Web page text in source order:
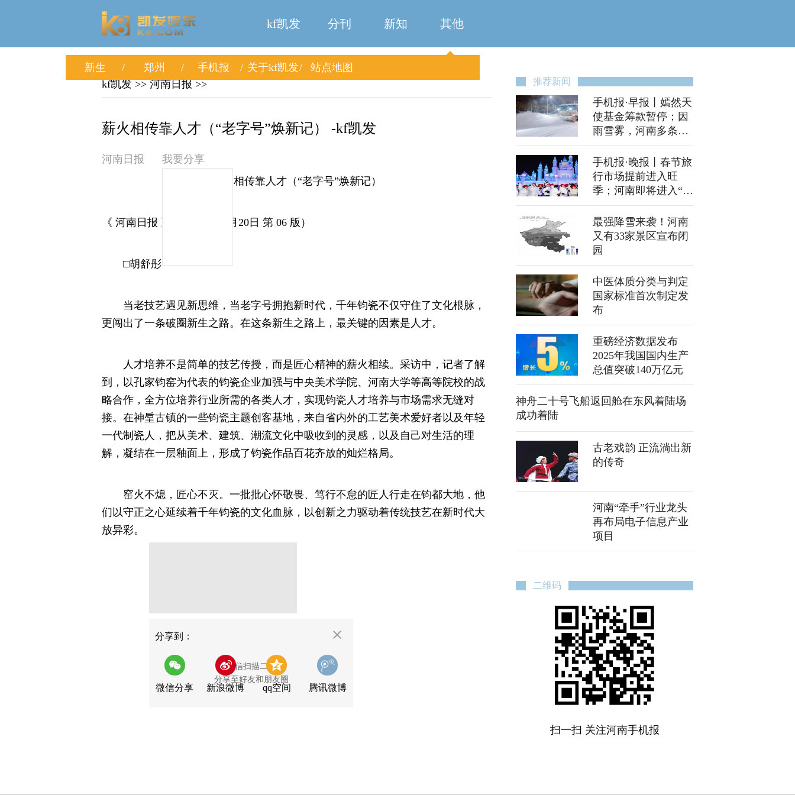
kf凯发 分刊 新知 其他
新生 郑州 手机报 关于kf凯发
站点地图
kf凯发 >> 河南日报 >>
薪火相传靠人才（“老字号”焕新记） -kf凯发
河南日报
我要分享
薪火相传靠人才（“老字号”焕新记）
《 河南日报 》（ 2026年01月20日 第 06 版）
□胡舒彤
当老技艺遇见新思维，当老字号拥抱新时代，千年钧瓷不仅守住了文化根脉，
更闯出了一条破圈新生之路。在这条新生之路上，最关键的因素是人才。
人才培养不是简单的技艺传授，而是匠心精神的薪火相续。采访中，记者了解
到，以孔家钧窑为代表的钧瓷企业加强与中央美术学院、河南大学等高等院校的战
略合作，全方位培养行业所需的各类人才，实现钧瓷人才培养与市场需求无缝对
接。在神垕古镇的一些钧瓷主题创客基地，来自省内外的工艺美术爱好者以及年轻
一代制瓷人，把从美术、建筑、潮流文化中吸收到的灵感，以及自己对生活的理
解，凝结在一层釉面上，形成了钧瓷作品百花齐放的灿烂格局。
窑火不熄，匠心不灭。一批批心怀敬畏、笃行不怠的匠人行走在钧都大地，他
们以守正之心延续着千年钧瓷的文化血脉，以创新之力驱动着传统技艺在新时代大
放异彩。
分享到：
微信分享
用微信扫描二维码
分享至好友和朋友圈
新浪微博 qq空间 腾讯微博
推荐新闻
手机报·早报丨嫣然天
使基金筹款暂停；因
雨雪雾，河南多条高
速禁行
手机报·晚报丨春节旅
行市场提前进入旺
季；河南即将进入“两
会”时间
最强降雪来袭！河南
又有33家景区宣布闭
园
中医体质分类与判定
国家标准首次制定发
布
重磅经济数据发布
2025年我国国内生产
总值突破140万亿元
神舟二十号飞船返回舱在东风着陆场
成功着陆
古老戏韵 正流淌出新
的传奇
河南“牵手”行业龙头
再布局电子信息产业
项目
二维码
扫一扫 关注河南手机报